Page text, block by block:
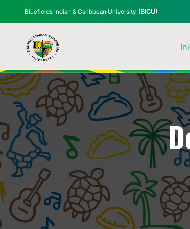
Bluefields Indian & Caribbean University. (BICU)